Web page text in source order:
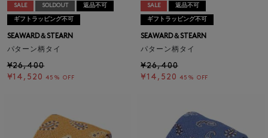
SALE SOLDOUT 返品不可
ギフトラッピング不可
SEAWARD＆STEARN
パターン柄タイ
¥26,400
¥14,520 45% OFF
SALE 返品不可
ギフトラッピング不可
SEAWARD＆STEARN
パターン柄タイ
¥26,400
¥14,520 45% OFF